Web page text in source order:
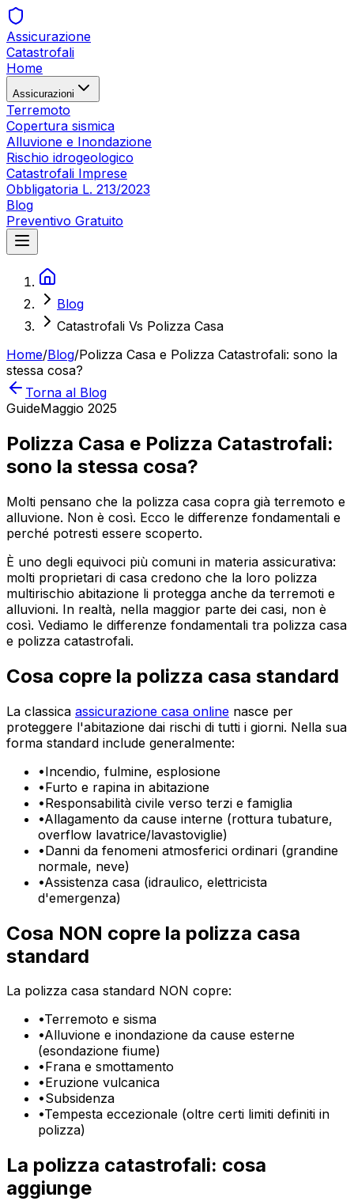
Assicurazione
Catastrofali
Home
Assicurazioni
Terremoto
Copertura sismica
Alluvione e Inondazione
Rischio idrogeologico
Catastrofali Imprese
Obbligatoria L. 213/2023
Blog
Preventivo Gratuito
Blog
Catastrofali Vs Polizza Casa
Home/Blog/Polizza Casa e Polizza Catastrofali: sono la
stessa cosa?
Torna al Blog
GuideMaggio 2025
Polizza Casa e Polizza Catastrofali:
sono la stessa cosa?
Molti pensano che la polizza casa copra già terremoto e
alluvione. Non è così. Ecco le differenze fondamentali e
perché potresti essere scoperto.
È uno degli equivoci più comuni in materia assicurativa:
molti proprietari di casa credono che la loro polizza
multirischio abitazione li protegga anche da terremoti e
alluvioni. In realtà, nella maggior parte dei casi, non è
così. Vediamo le differenze fondamentali tra polizza casa
e polizza catastrofali.
Cosa copre la polizza casa standard
La classica assicurazione casa online nasce per
proteggere l'abitazione dai rischi di tutti i giorni. Nella sua
forma standard include generalmente:
•Incendio, fulmine, esplosione
•Furto e rapina in abitazione
•Responsabilità civile verso terzi e famiglia
•Allagamento da cause interne (rottura tubature,
overflow lavatrice/lavastoviglie)
•Danni da fenomeni atmosferici ordinari (grandine
normale, neve)
•Assistenza casa (idraulico, elettricista
d'emergenza)
Cosa NON copre la polizza casa
standard
La polizza casa standard NON copre:
•Terremoto e sisma
•Alluvione e inondazione da cause esterne
(esondazione fiume)
•Frana e smottamento
•Eruzione vulcanica
•Subsidenza
•Tempesta eccezionale (oltre certi limiti definiti in
polizza)
La polizza catastrofali: cosa
aggiunge